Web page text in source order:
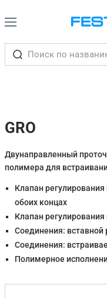
GRO
Двунаправленный
полимера для
Клапан регулирования
обоих концах
Клапан
Соединения: вставной
Соединения:
Полимерное